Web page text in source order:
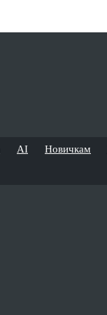
AI Новичкам